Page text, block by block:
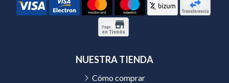
NUESTRA TIENDA
Cómo comprar